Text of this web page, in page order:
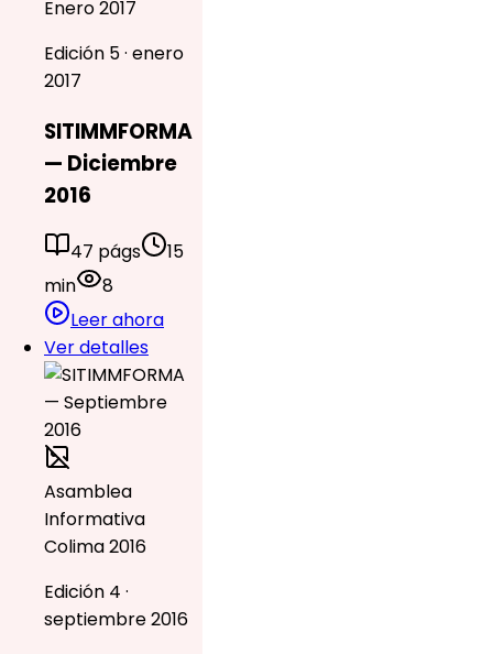
Enero 2017
Edición 5 · enero
2017
SITIMMFORMA
— Diciembre
2016
47 págs
15
min
8
Leer ahora
Ver detalles
Asamblea
Informativa
Colima 2016
Edición 4 ·
septiembre 2016